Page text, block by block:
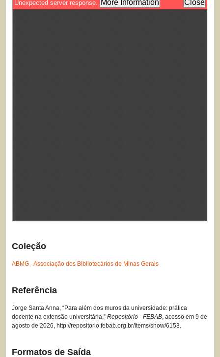
Coleção
ABMG - Associação dos Bibliotecários de Minas Gerais
Referência
Jorge Santa Anna, “Para além dos muros da universidade: prática
docente na extensão universitária,” Repositório - FEBAB, acesso em 9 de
agosto de 2026, http://repositorio.febab.org.br/items/show/6153.
Formatos de Saída